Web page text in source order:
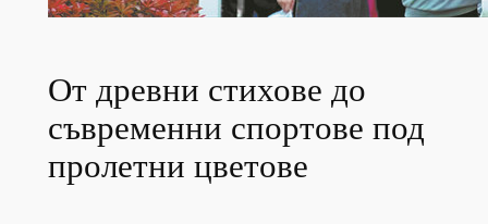
От древни стихове до
съвременни спортове под
пролетни цветове